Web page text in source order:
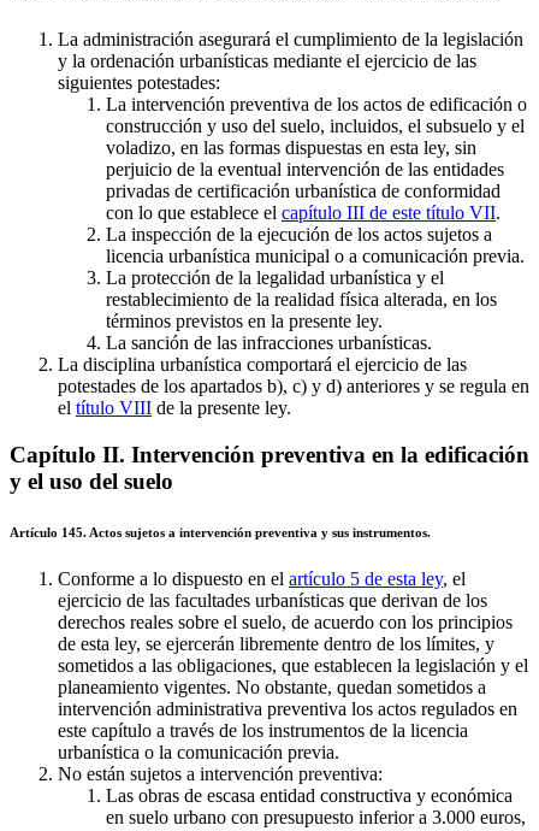
La administración asegurará el cumplimiento de la legislación
y la ordenación urbanísticas mediante el ejercicio de las
siguientes potestades:
La intervención preventiva de los actos de edificación o
construcción y uso del suelo, incluidos, el subsuelo y el
voladizo, en las formas dispuestas en esta ley, sin
perjuicio de la eventual intervención de las entidades
privadas de certificación urbanística de conformidad
con lo que establece el capítulo III de este título VII.
La inspección de la ejecución de los actos sujetos a
licencia urbanística municipal o a comunicación previa.
La protección de la legalidad urbanística y el
restablecimiento de la realidad física alterada, en los
términos previstos en la presente ley.
La sanción de las infracciones urbanísticas.
La disciplina urbanística comportará el ejercicio de las
potestades de los apartados b), c) y d) anteriores y se regula en
el título VIII de la presente ley.
Capítulo II. Intervención preventiva en la edificación
y el uso del suelo
Artículo 145. Actos sujetos a intervención preventiva y sus instrumentos.
Conforme a lo dispuesto en el artículo 5 de esta ley, el
ejercicio de las facultades urbanísticas que derivan de los
derechos reales sobre el suelo, de acuerdo con los principios
de esta ley, se ejercerán libremente dentro de los límites, y
sometidos a las obligaciones, que establecen la legislación y el
planeamiento vigentes. No obstante, quedan sometidos a
intervención administrativa preventiva los actos regulados en
este capítulo a través de los instrumentos de la licencia
urbanística o la comunicación previa.
No están sujetos a intervención preventiva:
Las obras de escasa entidad constructiva y económica
en suelo urbano con presupuesto inferior a 3.000 euros,